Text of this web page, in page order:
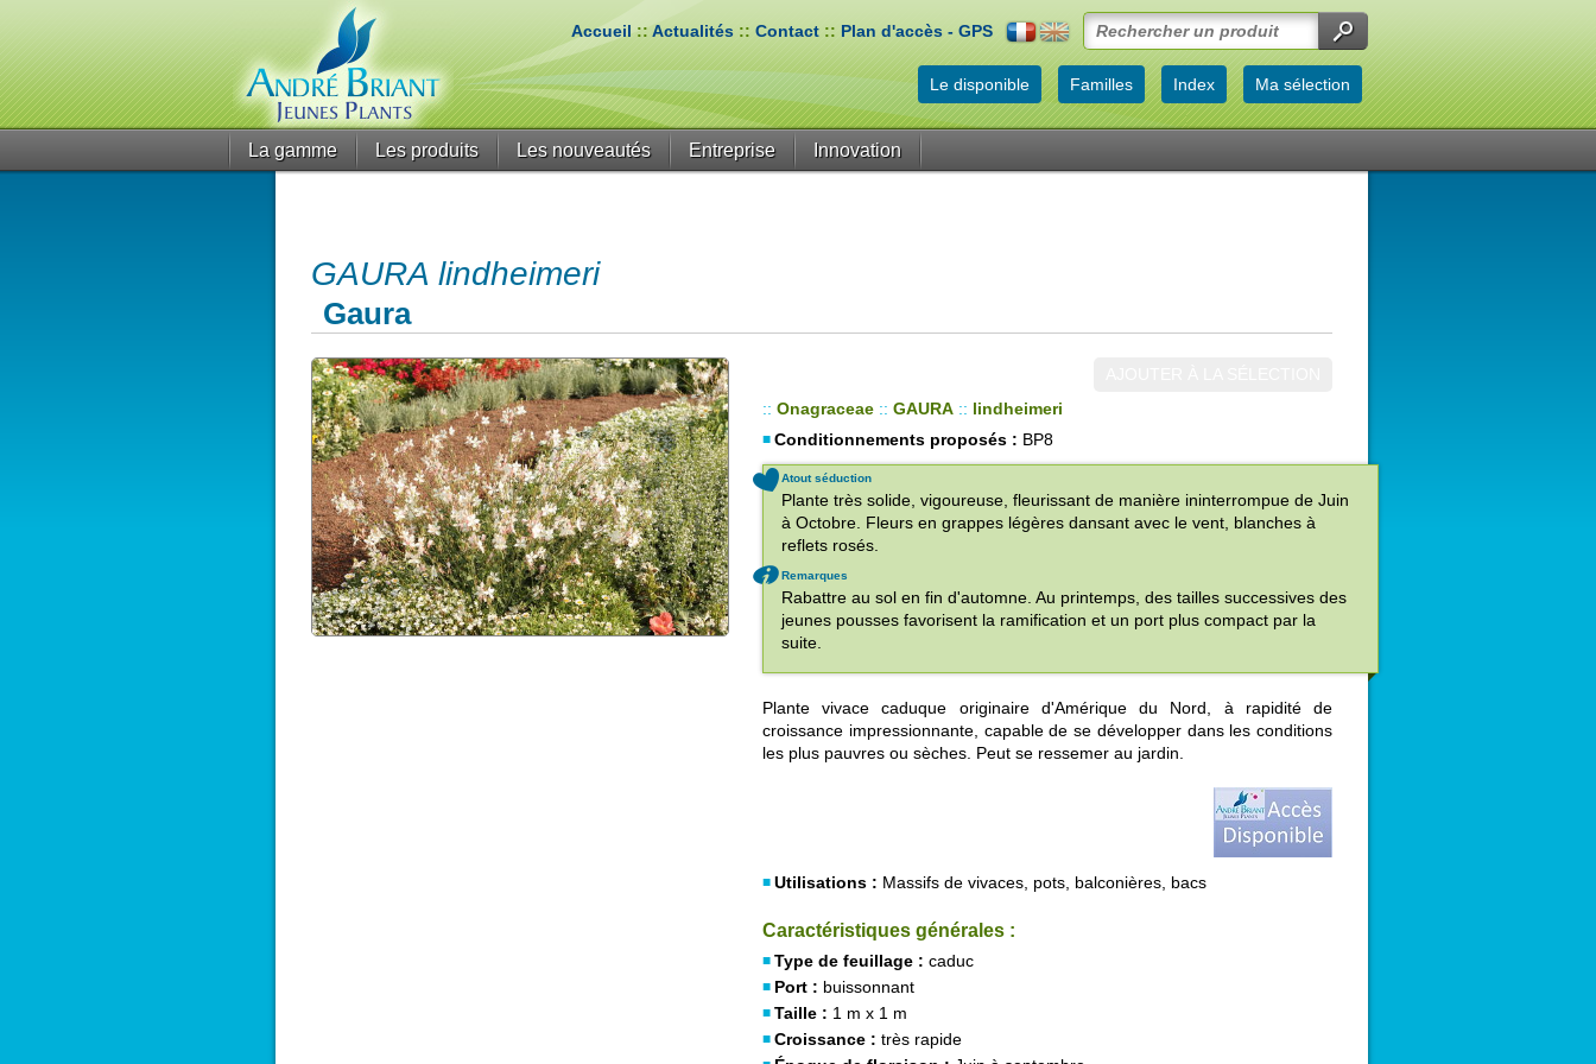
Accueil::Actualités :: Contact :: Plan d'accès - GPS
Le disponible Familles Index Ma sélection
La gamme Les produits Les nouveautés Entreprise Innovation
GAURA lindheimeri
Gaura
:: Onagraceae :: GAURA :: lindheimeri
Conditionnements proposés : BP8
Atout séduction
Plante très solide, vigoureuse, fleurissant de manière ininterrompue de Juin
à Octobre. Fleurs en grappes légères dansant avec le vent, blanches à
reflets rosés.
Remarques
Rabattre au sol en fin d'automne. Au printemps, des tailles successives des
jeunes pousses favorisent la ramification et un port plus compact par la
suite.
Plante vivace caduque originaire d'Amérique du Nord, à rapidité de
croissance impressionnante, capable de se développer dans les conditions
les plus pauvres ou sèches. Peut se ressemer au jardin.
Utilisations : Massifs de vivaces, pots, balconières, bacs
Caractéristiques générales :
Type de feuillage : caduc
Port : buissonnant
Taille : 1 m x 1 m
Croissance : très rapide